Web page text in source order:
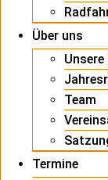
Über uns
Unsere
Team
Termine